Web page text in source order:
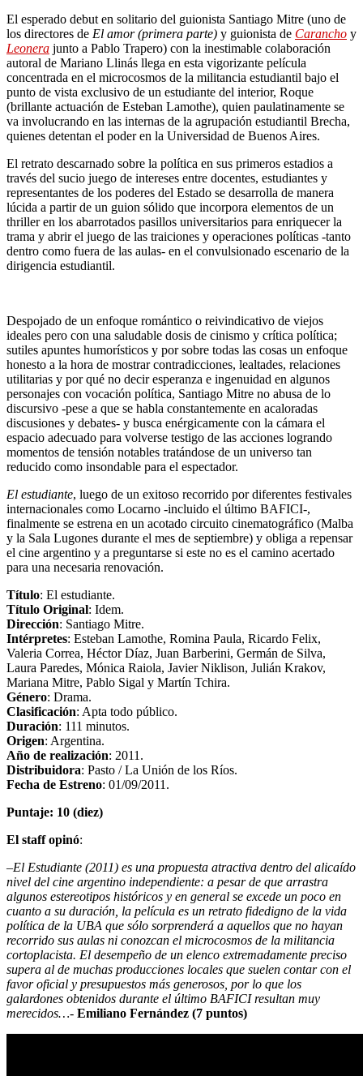
El esperado debut en solitario del guionista Santiago Mitre (uno de
los directores de El amor (primera parte) y guionista de Carancho y
Leonera junto a Pablo Trapero) con la inestimable colaboración
autoral de Mariano Llinás llega en esta vigorizante película
concentrada en el microcosmos de la militancia estudiantil bajo el
punto de vista exclusivo de un estudiante del interior, Roque
(brillante actuación de Esteban Lamothe), quien paulatinamente se
va involucrando en las internas de la agrupación estudiantil Brecha,
quienes detentan el poder en la Universidad de Buenos Aires.
El retrato descarnado sobre la política en sus primeros estadios a
través del sucio juego de intereses entre docentes, estudiantes y
representantes de los poderes del Estado se desarrolla de manera
lúcida a partir de un guion sólido que incorpora elementos de un
thriller en los abarrotados pasillos universitarios para enriquecer la
trama y abrir el juego de las traiciones y operaciones políticas -tanto
dentro como fuera de las aulas- en el convulsionado escenario de la
dirigencia estudiantil.
Despojado de un enfoque romántico o reivindicativo de viejos
ideales pero con una saludable dosis de cinismo y crítica política;
sutiles apuntes humorísticos y por sobre todas las cosas un enfoque
honesto a la hora de mostrar contradicciones, lealtades, relaciones
utilitarias y por qué no decir esperanza e ingenuidad en algunos
personajes con vocación política, Santiago Mitre no abusa de lo
discursivo -pese a que se habla constantemente en acaloradas
discusiones y debates- y busca enérgicamente con la cámara el
espacio adecuado para volverse testigo de las acciones logrando
momentos de tensión notables tratándose de un universo tan
reducido como insondable para el espectador.
El estudiante, luego de un exitoso recorrido por diferentes festivales
internacionales como Locarno -incluido el último BAFICI-,
finalmente se estrena en un acotado circuito cinematográfico (Malba
y la Sala Lugones durante el mes de septiembre) y obliga a repensar
el cine argentino y a preguntarse si este no es el camino acertado
para una necesaria renovación.
Título: El estudiante.
Título Original: Idem.
Dirección: Santiago Mitre.
Intérpretes: Esteban Lamothe, Romina Paula, Ricardo Felix,
Valeria Correa, Héctor Díaz, Juan Barberini, Germán de Silva,
Laura Paredes, Mónica Raiola, Javier Niklison, Julián Krakov,
Mariana Mitre, Pablo Sigal y Martín Tchira.
Género: Drama.
Clasificación: Apta todo público.
Duración: 111 minutos.
Origen: Argentina.
Año de realización: 2011.
Distribuidora: Pasto / La Unión de los Ríos.
Fecha de Estreno: 01/09/2011.
Puntaje: 10 (diez)
El staff opinó:
–El Estudiante (2011) es una propuesta atractiva dentro del alicaído
nivel del cine argentino independiente: a pesar de que arrastra
algunos estereotipos históricos y en general se excede un poco en
cuanto a su duración, la película es un retrato fidedigno de la vida
política de la UBA que sólo sorprenderá a aquellos que no hayan
recorrido sus aulas ni conozcan el microcosmos de la militancia
cortoplacista. El desempeño de un elenco extremadamente preciso
supera al de muchas producciones locales que suelen contar con el
favor oficial y presupuestos más generosos, por lo que los
galardones obtenidos durante el último BAFICI resultan muy
merecidos…- Emiliano Fernández (7 puntos)